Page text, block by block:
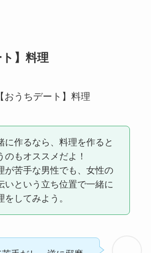
ト】料理
に作るなら、料理を作ると
のもオススメだよ！
が苦手な男性でも、女性の
いという立ち位置で一緒に
をしてみよう。